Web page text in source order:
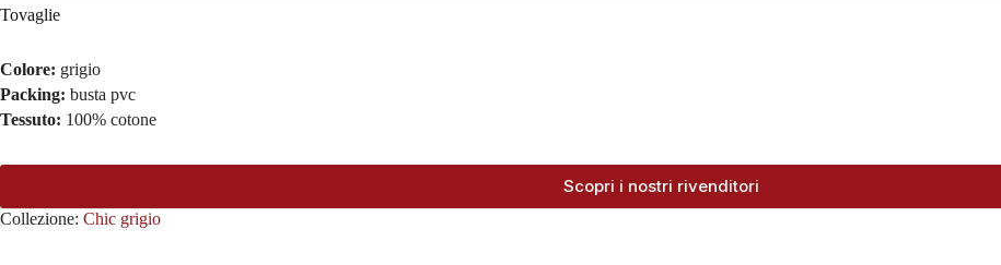
Tovaglie
Colore: grigio
Packing: busta pvc
Tessuto: 100% cotone
Scopri i nostri rivenditori
Collezione: Chic grigio